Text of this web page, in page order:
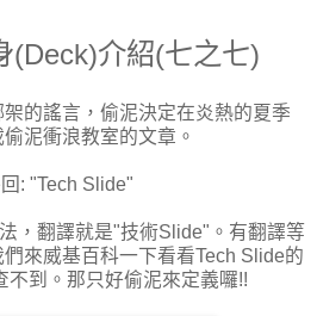
(Deck)介紹(七之七)
的謠言，偷泥決定在炎熱的夏季
泥衝浪教室的文章。
: "Tech Slide"
，翻譯就是"技術Slide"。有翻譯等
來威基百科一下看看Tech Slide的
不到。那只好偷泥來定義囉!!